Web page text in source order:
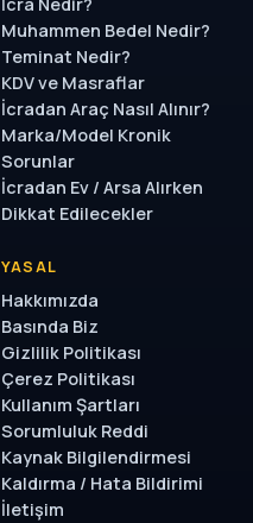
Muhammen Bedel Nedir?
Teminat Nedir?
KDV ve Masraflar
İcradan Araç Nasıl Alınır?
Marka/Model Kronik
Sorunlar
İcradan Ev / Arsa Alırken
Dikkat Edilecekler
YASAL
Hakkımızda
Basında Biz
Gizlilik Politikası
Çerez Politikası
Kullanım Şartları
Sorumluluk Reddi
Kaynak Bilgilendirmesi
Kaldırma / Hata Bildirimi
İletişim